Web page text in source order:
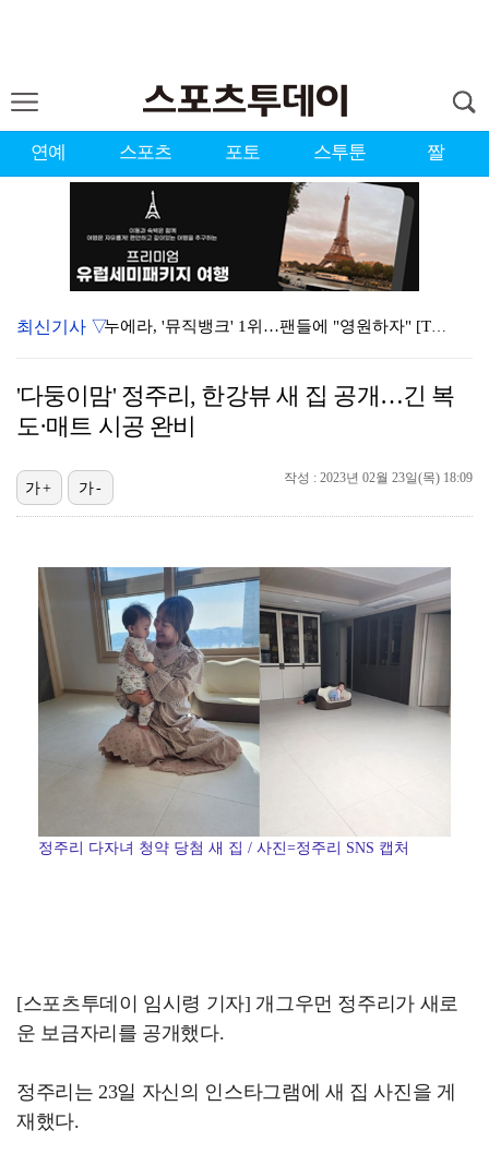
연예 스포츠 포토 스투툰 짤
누에라, '뮤직뱅크' 1위…팬들에 "영원하자" [TV캡…
대한축구협회의 '심판 성접대'…최악의 경우 런던 올림픽…
폭발까지 5분…안보현·정은채, 목숨 건 사투 시작(재벌…
폭발물 지킨 안보현, '악마 교관' 정은채와 재회(재벌…
대놓고 '심판 마사지'로 결재 받기도…최종 결재권자는 …
'1라운드 115위' 김민별, 2라운드 7타 줄이며 7…
외신까지 퍼지고 있는 축구협회 성접대 논란…2002 한…
최신기사 ▽
'다둥이맘' 정주리, 한강뷰 새 집 공개…긴 복
도·매트 시공 완비
작성 : 2023년 02월 23일(목) 18:09
가+ 가-
정주리 다자녀 청약 당첨 새 집 / 사진=정주리 SNS 캡처
[스포츠투데이 임시령 기자] 개그우먼 정주리가 새로
운 보금자리를 공개했다.
정주리는 23일 자신의 인스타그램에 새 집 사진을 게
재했다.